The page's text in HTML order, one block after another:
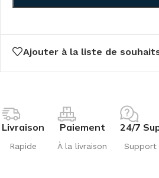
Ajouter à la liste de
Livraison
Rapide
Paiement
À la livraison
24/7
Support